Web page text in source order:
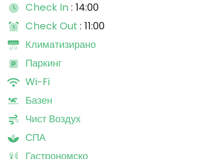
Check In : 14:00
Check Out : 11:00
Климатизирано
Паркинг
Wi-Fi
Базен
Чист Воздух
СПА
Гастрономско